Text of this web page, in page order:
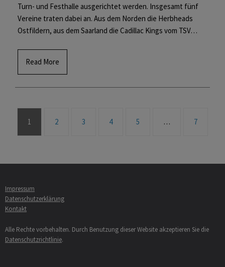
Turn- und Festhalle ausgerichtet werden. Insgesamt fünf
Vereine traten dabei an. Aus dem Norden die Herbheads
Ostfildern, aus dem Saarland die Cadillac Kings vom TSV…
Read More
1 2 3 4 5 … 7
Impressum
Datenschutzerklärung
Kontakt
Alle Rechte vorbehalten. Durch Benutzung dieser Website akzeptieren Sie die
Datenschutzrichtlinie.